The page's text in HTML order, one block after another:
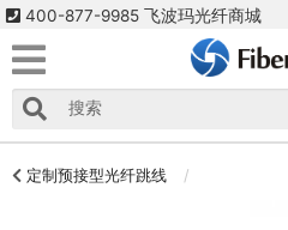
400-877-9985 飞波玛光纤商城
定制预接型光纤跳线